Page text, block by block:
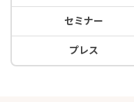
セミナー
プレス